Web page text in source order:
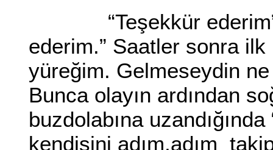
“Teşekkür ederim”
ederim.” Saatler sonra
yüreğim. Gelmeseydin
Bunca olayın ardından
buzdolabına
kendisini adım,adım